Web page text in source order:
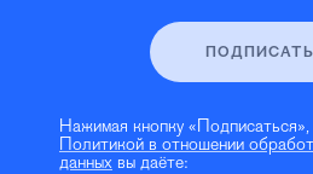
Нажимая кнопку «Подписаться»,
Политикой в отношении
данных вы даёте: